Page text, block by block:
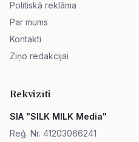
Politiskā reklāma
Par mums
Kontakti
Ziņo redakcijai
Rekvizīti
SIA "SILK MILK Media"
Reģ. Nr. 41203066241